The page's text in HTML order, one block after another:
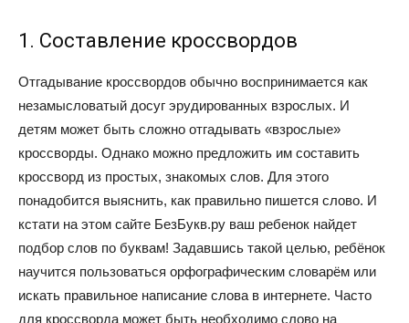
1. Составление кроссвордов
Отгадывание кроссвордов обычно воспринимается как
незамысловатый досуг эрудированных взрослых. И
детям может быть сложно отгадывать «взрослые»
кроссворды. Однако можно предложить им составить
кроссворд из простых, знакомых слов. Для этого
понадобится выяснить, как правильно пишется слово. И
кстати на этом сайте БезБукв.ру ваш ребенок найдет
подбор слов по буквам! Задавшись такой целью, ребёнок
научится пользоваться орфографическим словарём или
искать правильное написание слова в интернете. Часто
для кроссворда может быть необходимо слово на